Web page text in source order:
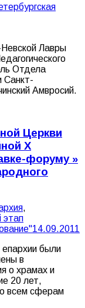
Лавры
Отдела
Санкт-
Амвросий.
Церкви
X
форуму »
,
этап
14.09.2011
были
в
о храмах и
20 лет,
всем сферам